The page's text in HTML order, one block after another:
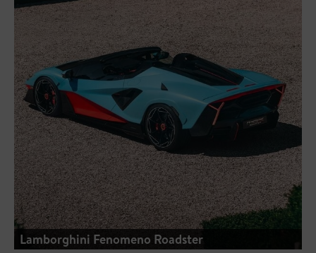
Lamborghini Fenomeno Roadster